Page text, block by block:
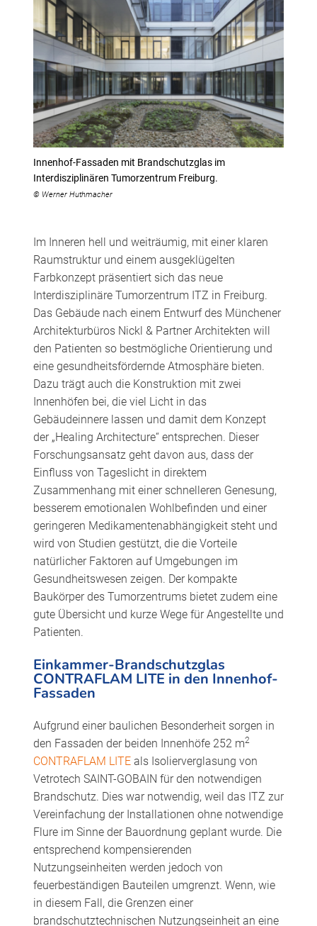
Innenhof-Fassaden mit Brandschutzglas im
Interdisziplinären Tumorzentrum Freiburg.
© Werner Huthmacher
Im Inneren hell und weiträumig, mit einer klaren
Raumstruktur und einem ausgeklügelten
Farbkonzept präsentiert sich das neue
Interdisziplinäre Tumorzentrum ITZ in Freiburg.
Das Gebäude nach einem Entwurf des Münchener
Architekturbüros Nickl & Partner Architekten will
den Patienten so bestmögliche Orientierung und
eine gesundheitsfördernde Atmosphäre bieten.
Dazu trägt auch die Konstruktion mit zwei
Innenhöfen bei, die viel Licht in das
Gebäudeinnere lassen und damit dem Konzept
der „Healing Architecture“ entsprechen. Dieser
Forschungsansatz geht davon aus, dass der
Einfluss von Tageslicht in direktem
Zusammenhang mit einer schnelleren Genesung,
besserem emotionalen Wohlbefinden und einer
geringeren Medikamentenabhängigkeit steht und
wird von Studien gestützt, die die Vorteile
natürlicher Faktoren auf Umgebungen im
Gesundheitswesen zeigen. Der kompakte
Baukörper des Tumorzentrums bietet zudem eine
gute Übersicht und kurze Wege für Angestellte und
Patienten.
Einkammer-Brandschutzglas
CONTRAFLAM LITE in den Innenhof-
Fassaden
Aufgrund einer baulichen Besonderheit sorgen in
den Fassaden der beiden Innenhöfe 252 m2
CONTRAFLAM LITEals Isolierverglasung von
Vetrotech SAINT-GOBAIN für den notwendigen
Brandschutz. Dies war notwendig, weil das ITZ zur
Vereinfachung der Installationen ohne notwendige
Flure im Sinne der Bauordnung geplant wurde. Die
entsprechend kompensierenden
Nutzungseinheiten werden jedoch von
feuerbeständigen Bauteilen umgrenzt. Wenn, wie
in diesem Fall, die Grenzen einer
brandschutztechnischen Nutzungseinheit an eine